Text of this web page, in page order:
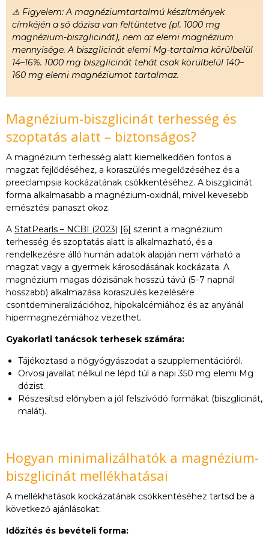
⚠ Figyelem: A magnéziumtartalmú készítmények
címkéjén a só dózisa van feltüntetve (pl. 1000 mg
magnézium-biszglicinát), nem az elemi magnézium
mennyisége. A biszglicinát elemi Mg-tartalma körülbelül
14–16%. 1000 mg biszglicinát tehát csak körülbelül 140–
160 mg elemi magnéziumot tartalmaz.
Magnézium-biszglicinát terhesség és
szoptatás alatt – biztonságos?
A magnézium terhesség alatt kiemelkedően fontos a
magzat fejlődéséhez, a koraszülés megelőzéséhez és a
preeclampsia kockázatának csökkentéséhez. A biszglicinát
forma alkalmasabb a magnézium-oxidnál, mivel kevesebb
emésztési panaszt okoz.
A StatPearls – NCBI (2023) [6] szerint a magnézium
terhesség és szoptatás alatt is alkalmazható, és a
rendelkezésre álló humán adatok alapján nem várható a
magzat vagy a gyermek károsodásának kockázata. A
magnézium magas dózisának hosszú távú (5–7 napnál
hosszabb) alkalmazása koraszülés kezelésére
csontdemineralizációhoz, hipokalcémiához és az anyánál
hipermagnezémiához vezethet.
Gyakorlati tanácsok terhesek számára:
Tájékoztasd a nőgyógyászodat a szupplementációról.
Orvosi javallat nélkül ne lépd túl a napi 350 mg elemi Mg
dózist.
Részesítsd előnyben a jól felszívódó formákat (biszglicinát,
malát).
Hogyan minimalizálhatók a magnézium-
biszglicinát mellékhatásai
A mellékhatások kockázatának csökkentéséhez tartsd be a
következő ajánlásokat:
Időzítés és bevételi forma: